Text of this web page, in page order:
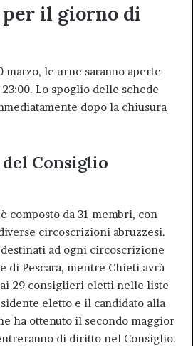
per il giorno di
marzo, le urne saranno aperte
Lo spoglio delle schede
dopo la chiusura
Consiglio
composto da 31 membri, con
circoscrizioni abruzzesi.
ad ogni circoscrizione
di Pescara, mentre Chieti avrà
29 consiglieri eletti nelle liste
eletto e il candidato alla
ha ottenuto il secondo maggior
di diritto nel Consiglio.